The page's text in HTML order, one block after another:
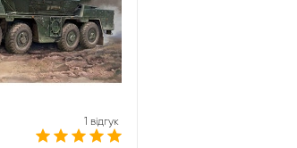
1 відгук